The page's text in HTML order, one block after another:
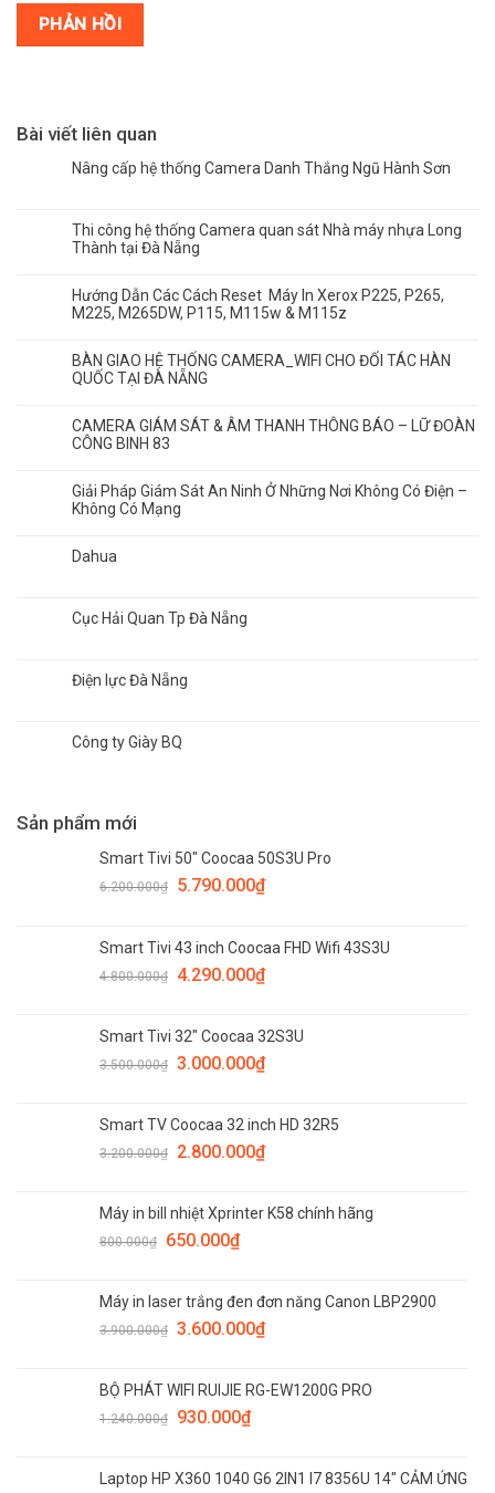
Bài viết liên quan
Nâng cấp hệ thống Camera Danh Thắng Ngũ Hành Sơn
Thi công hệ thống Camera quan sát Nhà máy nhựa Long
Thành tại Đà Nẵng
Hướng Dẫn Các Cách Reset Máy In Xerox P225, P265,
M225, M265DW, P115, M115w & M115z
BÀN GIAO HỆ THỐNG CAMERA_WIFI CHO ĐỐI TÁC HÀN
QUỐC TẠI ĐÀ NẴNG
CAMERA GIÁM SÁT & ÂM THANH THÔNG BÁO – LỮ ĐOÀN
CÔNG BINH 83
Giải Pháp Giám Sát An Ninh Ở Những Nơi Không Có Điện –
Không Có Mạng
Dahua
Cục Hải Quan Tp Đà Nẵng
Điện lực Đà Nẵng
Công ty Giày BQ
Sản phẩm mới
Smart Tivi 50" Coocaa 50S3U Pro
6.200.000₫ 5.790.000₫
Smart Tivi 43 inch Coocaa FHD Wifi 43S3U
4.800.000₫ 4.290.000₫
Smart Tivi 32" Coocaa 32S3U
3.500.000₫ 3.000.000₫
Smart TV Coocaa 32 inch HD 32R5
3.200.000₫ 2.800.000₫
Máy in bill nhiệt Xprinter K58 chính hãng
800.000₫ 650.000₫
Máy in laser trắng đen đơn năng Canon LBP2900
3.900.000₫ 3.600.000₫
BỘ PHÁT WIFI RUIJIE RG-EW1200G PRO
1.240.000₫ 930.000₫
Laptop HP X360 1040 G6 2IN1 I7 8356U 14" CẢM ỨNG